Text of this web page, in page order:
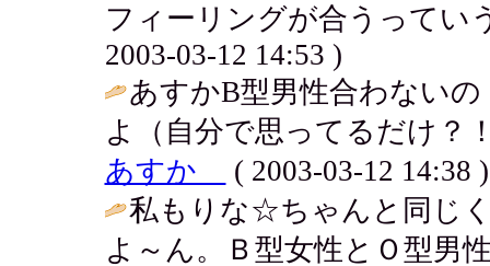
フィーリングが合うってい
2003-03-12 14:53 )
あすかB型男性合わない
よ（自分で思ってるだけ？
あすか
( 2003-03-12 14:38 )
私もりな☆ちゃんと同じ
よ～ん。Ｂ型女性とＯ型男